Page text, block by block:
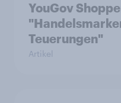
YouGov
Teuerungen"
Artikel